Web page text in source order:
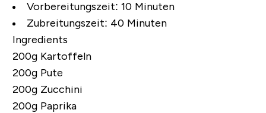
Vorbereitungszeit: 10 Minuten
Zubreitungszeit: 40 Minuten
Ingredients
200g Kartoffeln
200g Pute
200g Zucchini
200g Paprika